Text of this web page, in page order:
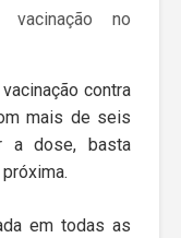
vacinação no
contra
mais de seis
a dose, basta
em todas as